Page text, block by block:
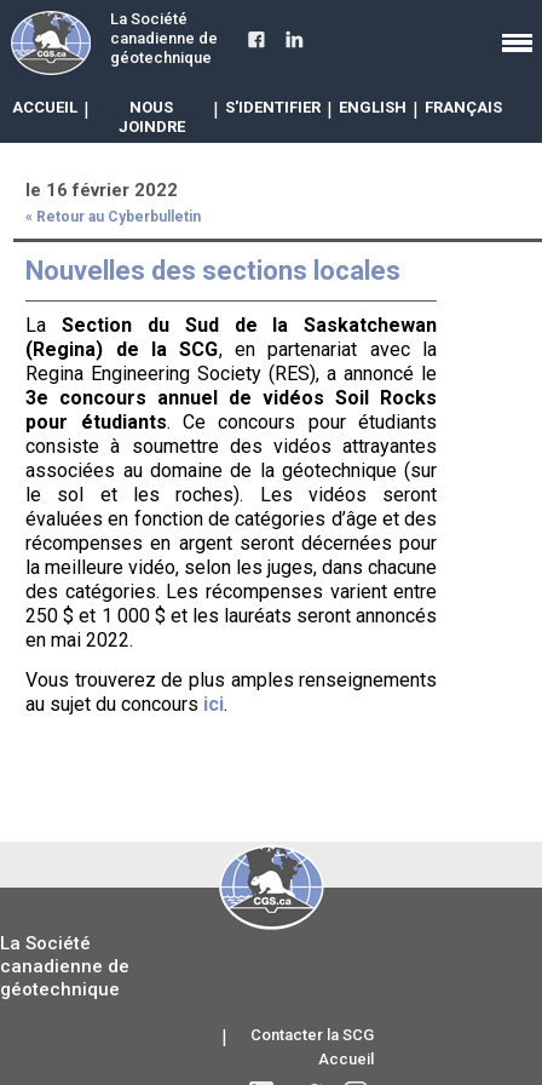
La Société
canadienne de
géotechnique
ACCUEIL |
NOUS
JOINDRE
| S'IDENTIFIER | ENGLISH | FRANÇAIS
le 16 février 2022
« Retour au Cyberbulletin
Nouvelles des sections locales
LaSection du Sud de la Saskatchewan
(Regina) de la SCG, en partenariat avec la
Regina Engineering Society (RES), a annoncé le
3e concours annuel de vidéos Soil Rocks
pour étudiants. Ce concours pour étudiants
consiste à soumettre des vidéos attrayantes
associées au domaine de la géotechnique (sur
le sol et les roches). Les vidéos seront
évaluées en fonction de catégories d’âge et des
récompenses en argent seront décernées pour
la meilleure vidéo, selon les juges, dans chacune
des catégories. Les récompenses varient entre
250 $ et 1 000 $ et les lauréats seront annoncés
en mai 2022.
Vous trouverez de plus amples renseignements
au sujet du concours ici.
La Société
canadienne de
géotechnique
Contacter la SCG
|
Accueil